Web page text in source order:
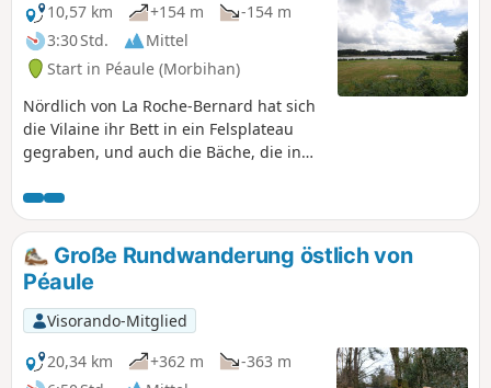
10,57 km
+154 m
-154 m
3:30 Std.
Mittel
Start in Péaule (Morbihan)
Nördlich von La Roche-Bernard hat sich
die Vilaine ihr Bett in ein Felsplateau
gegraben, und auch die Bäche, die in
Tälern niedergelassen. Die Überreste
von Windmühlen auf den Anhöhen und
von Wassermühlen entlang der Bäche
markieren diese Route, die sich rund
um das ehemalige Anwesen des
Schlosses Fescal erstreckt. Diese Route
verläuft größtenteils durch bewaldete
Gebiete, unterbrochen von gut
bewaldeten Heckenlandschaften.
Große Rundwanderung östlich von
Péaule
Visorando-Mitglied
20,34 km
+362 m
-363 m